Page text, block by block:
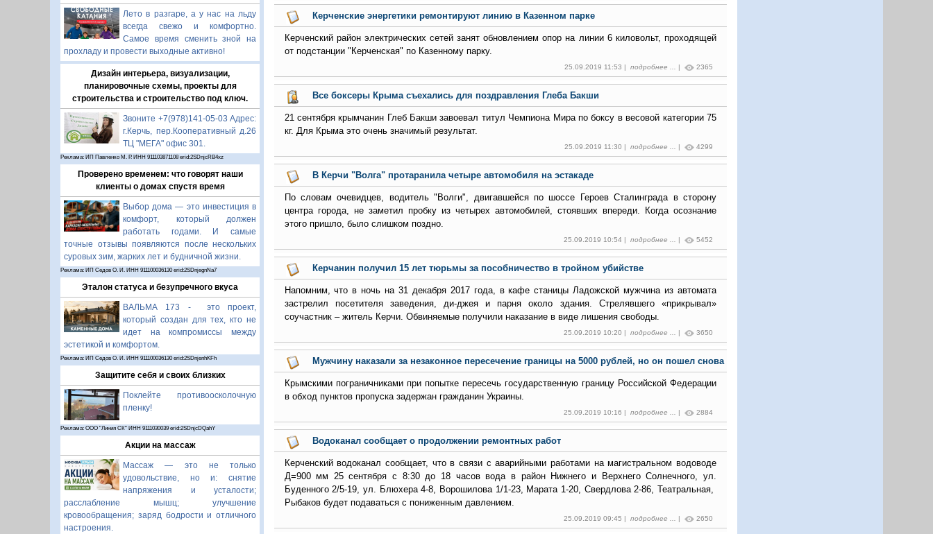
Лето в разгаре, а у нас на льду
всегда свежо и комфортно.
Самое время сменить зной на
прохладу и провести выходные активно!
Дизайн интерьера, визуализации,
планировочные схемы, проекты для
строительства и строительство под ключ.
Звоните +7(978)141-05-03 Адрес:
г.Керчь, пер.Кооперативный д.26
ТЦ "МЕГА" офис 301.
Реклама: ИП Павленко М. Р. ИНН 911103871108 erid:2SDnjcRB4xz
Проверено временем: что говорят наши
клиенты о домах спустя время
Выбор дома — это инвестиция в
комфорт, который должен
работать годами. И самые
точные отзывы появляются после нескольких
суровых зим, жарких лет и будничной жизни.
Реклама: ИП Седов О. И. ИНН 911100036130 erid:2SDnjegnNa7
Эталон статуса и безупречного вкуса
ВАЛЬМА 173 - это проект,
который создан для тех, кто не
идет на компромиссы между
эстетикой и комфортом.
Реклама: ИП Седов О. И. ИНН 911100036130 erid:2SDnjenhKFh
Защитите себя и своих близких
Поклейте противоосколочную
пленку!
Реклама: ООО "Линия СК" ИНН 9111030039 erid:2SDnjcDQahY
Акции на массаж
Массаж — это не только
удовольствие, но и: снятие
напряжения и усталости;
расслабление мышц; улучшение
кровообращения; заряд бодрости и отличного
настроения.
Керченские энергетики ремонтируют линию в Казенном парке
Керченский район электрических сетей занят обновлением опор на линии 6 киловольт, проходящей
от подстанции "Керченская" по Казенному парку.
25.09.2019 11:53 | подробнее ... | 2365
Все боксеры Крыма съехались для поздравления Глеба Бакши
21 сентября крымчанин Глеб Бакши завоевал титул Чемпиона Мира по боксу в весовой категории 75
кг. Для Крыма это очень значимый результат.
25.09.2019 11:30 | подробнее ... | 4299
В Керчи "Волга" протаранила четыре автомобиля на эстакаде
По словам очевидцев, водитель "Волги", двигавшейся по шоссе Героев Сталинграда в сторону
центра города, не заметил пробку из четырех автомобилей, стоявших впереди. Когда осознание
этого пришло, было слишком поздно.
25.09.2019 10:54 | подробнее ... | 5452
Керчанин получил 15 лет тюрьмы за пособничество в тройном убийстве
Напомним, что в ночь на 31 декабря 2017 года, в кафе станицы Ладожской мужчина из автомата
застрелил посетителя заведения, ди-джея и парня около здания. Стрелявшего «прикрывал»
соучастник – житель Керчи. Обвиняемые получили наказание в виде лишения свободы.
25.09.2019 10:20 | подробнее ... | 3650
Мужчину наказали за незаконное пересечение границы на 5000 рублей, но он пошел снова
Крымскими пограничниками при попытке пересечь государственную границу Российской Федерации
в обход пунктов пропуска задержан гражданин Украины.
25.09.2019 10:16 | подробнее ... | 2884
Водоканал сообщает о продолжении ремонтных работ
Керченский водоканал сообщает, что в связи с аварийными работами на магистральном водоводе
Д=900 мм 25 сентября с 8:30 до 18 часов вода в район Нижнего и Верхнего Солнечного, ул.
Буденного 2/5-19, ул. Блюхера 4-8, Ворошилова 1/1-23, Марата 1-20, Свердлова 2-86, Театральная,
Рыбаков будет подаваться с пониженным давлением.
25.09.2019 09:45 | подробнее ... | 2650